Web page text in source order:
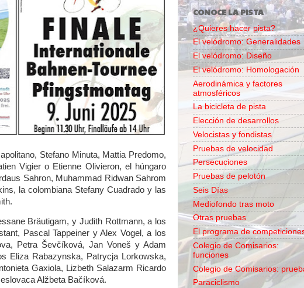
Stefano Minuta, Mattia Predomo,
Vigier o Etienne Olivieron, el húngaro
Sahron, Muhammad Ridwan Sahrom
la colombiana Stefany Cuadrado y las
Bräutigam, y Judith Rottmann, a los
Pascal Tappeiner y Alex Vogel, a los
Petra Ševčíková, Jan Voneš y Adam
Eliza Rabazynska, Patrycja Lorkowska,
Gaxiola, Lizbeth Salazarm Ricardo
Alžbeta Bačíková.
CONOCE LA PISTA
¿Quieres hacer pista?
El velódromo: Generalidades
El velódromo: Diseño
El velódromo: Homologación
Aerodinámica y factores
atmosféricos
La bicicleta de pista
Elección de desarrollos
Velocistas y fondistas
Pruebas de velocidad
Persecuciones
Pruebas de pelotón
Seis Días
Mediofondo tras moto
Otras pruebas
El programa de
Colegio de Comisarios:
funciones
Colegio de Comisarios:
Paraciclismo